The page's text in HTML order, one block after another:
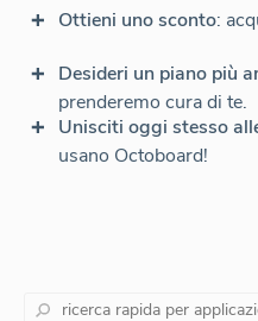
Ottieni uno sconto:
Desideri un piano più
prenderemo cura di te.
Unisciti oggi stesso
usano Octoboard!